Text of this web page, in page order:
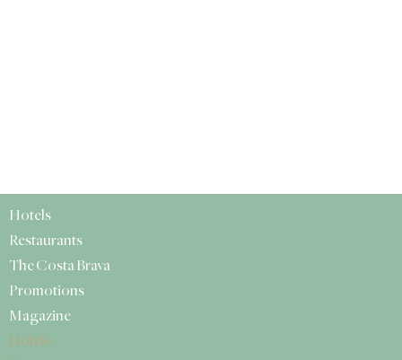
Hotels
Restaurants
The Costa Brava
Promotions
Magazine
Hotels